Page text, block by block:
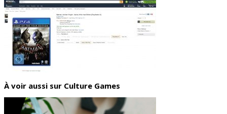
À voir aussi sur Culture Games